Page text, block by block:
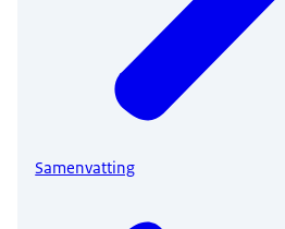
Samenvatting